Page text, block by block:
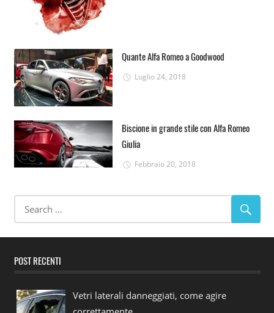
Quante Alfa Romeo a Goodwood
Luglio 24, 2018
Biscione in grande stile con Alfa Romeo
Giulia
Febbraio 20, 2018
POST RECENTI
Vetri laterali danneggiati, come agire